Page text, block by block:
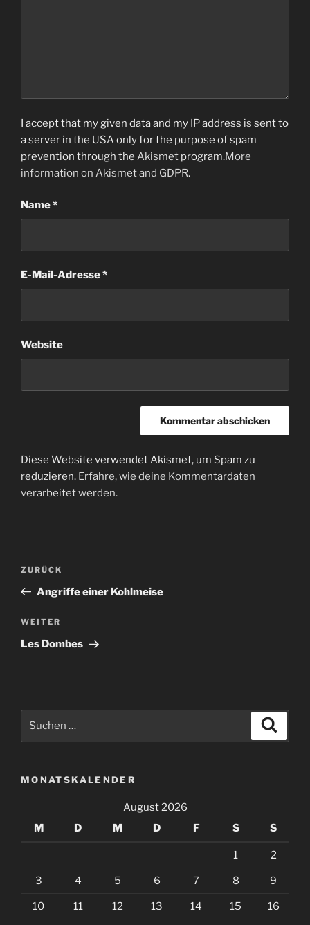
I accept that my given data and my IP address is sent to
a server in the USA only for the purpose of spam
prevention through the Akismet program.More
information on Akismet and GDPR.
Name*
E-Mail-Adresse*
Website
Diese Website verwendet Akismet, um Spam zu
reduzieren. Erfahre, wie deine Kommentardaten
verarbeitet werden.
Beitragsnavigation
Vorheriger
Beitrag
ZURÜCK
Angriffe einer Kohlmeise
Nächster
Beitrag
WEITER
Les Dombes
MONATSKALENDER
August 2026
M
D M D F S S
1 2
3 4 5 6 7 8 9
10 11 12 13 14 15 16